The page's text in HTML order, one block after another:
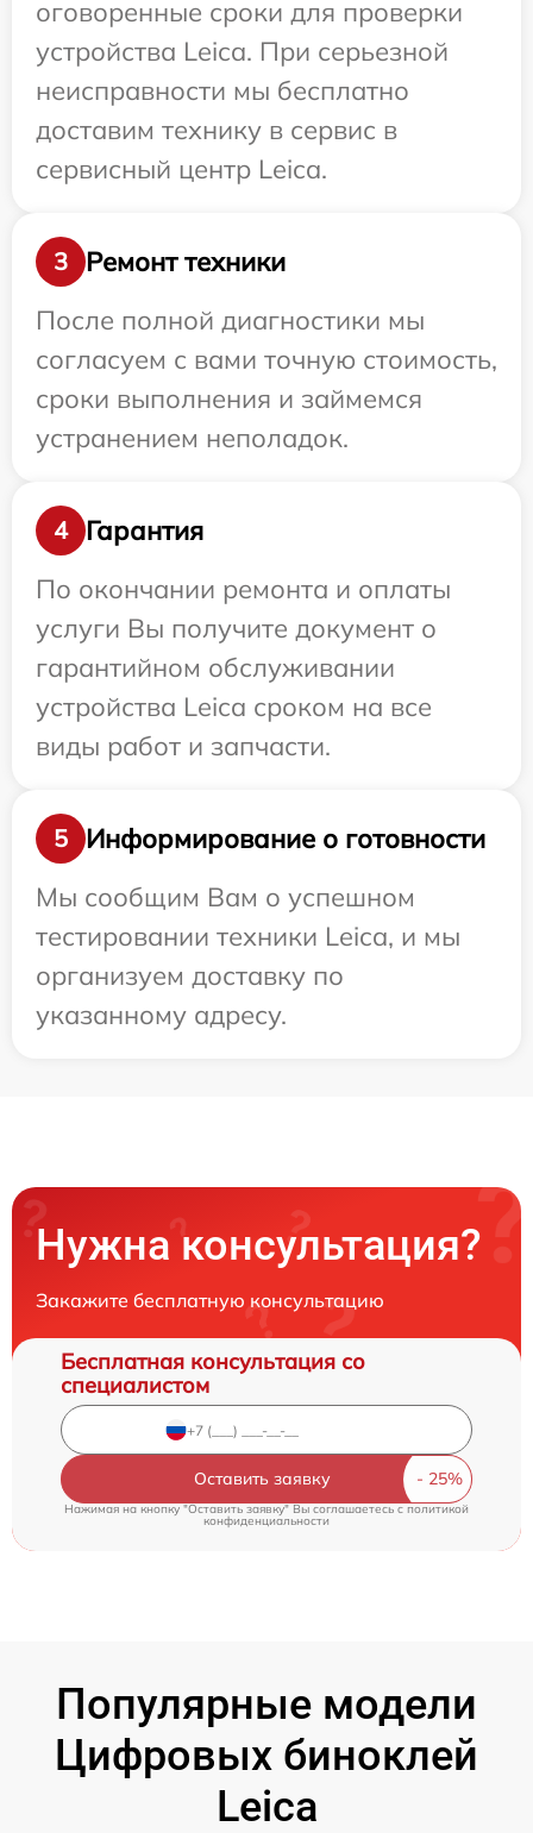
оговоренные сроки для проверки
устройства Leica. При серьезной
неисправности мы бесплатно
доставим технику в сервис в
сервисный центр Leica.
3
Ремонт техники
После полной диагностики мы
согласуем с вами точную стоимость,
сроки выполнения и займемся
устранением неполадок.
4
Гарантия
По окончании ремонта и оплаты
услуги Вы получите документ о
гарантийном обслуживании
устройства Leica сроком на все
виды работ и запчасти.
5
Информирование о готовности
Мы сообщим Вам о успешном
тестировании техники Leica, и мы
организуем доставку по
указанному адресу.
Нужна консультация?
Закажите бесплатную консультацию
Бесплатная консультация со
специалистом
Оставить заявку
Нажимая на кнопку "Оставить заявку" Вы соглашаетесь cполитикой
конфиденциальности
Популярные модели
Цифровых биноклей
Leica